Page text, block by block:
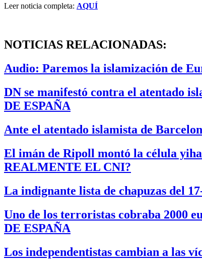
Leer noticia completa: AQUÍ
NOTICIAS RELACIONADAS:
Audio: Paremos la islamización de
DN se manifestó contra el atentado
DE ESPAÑA
Ante el atentado islamista de
El imán de Ripoll montó la célula
REALMENTE EL CNI?
La indignante lista de chapuzas del
Uno de los terroristas cobraba 2000
DE ESPAÑA
Los independentistas cambian a las